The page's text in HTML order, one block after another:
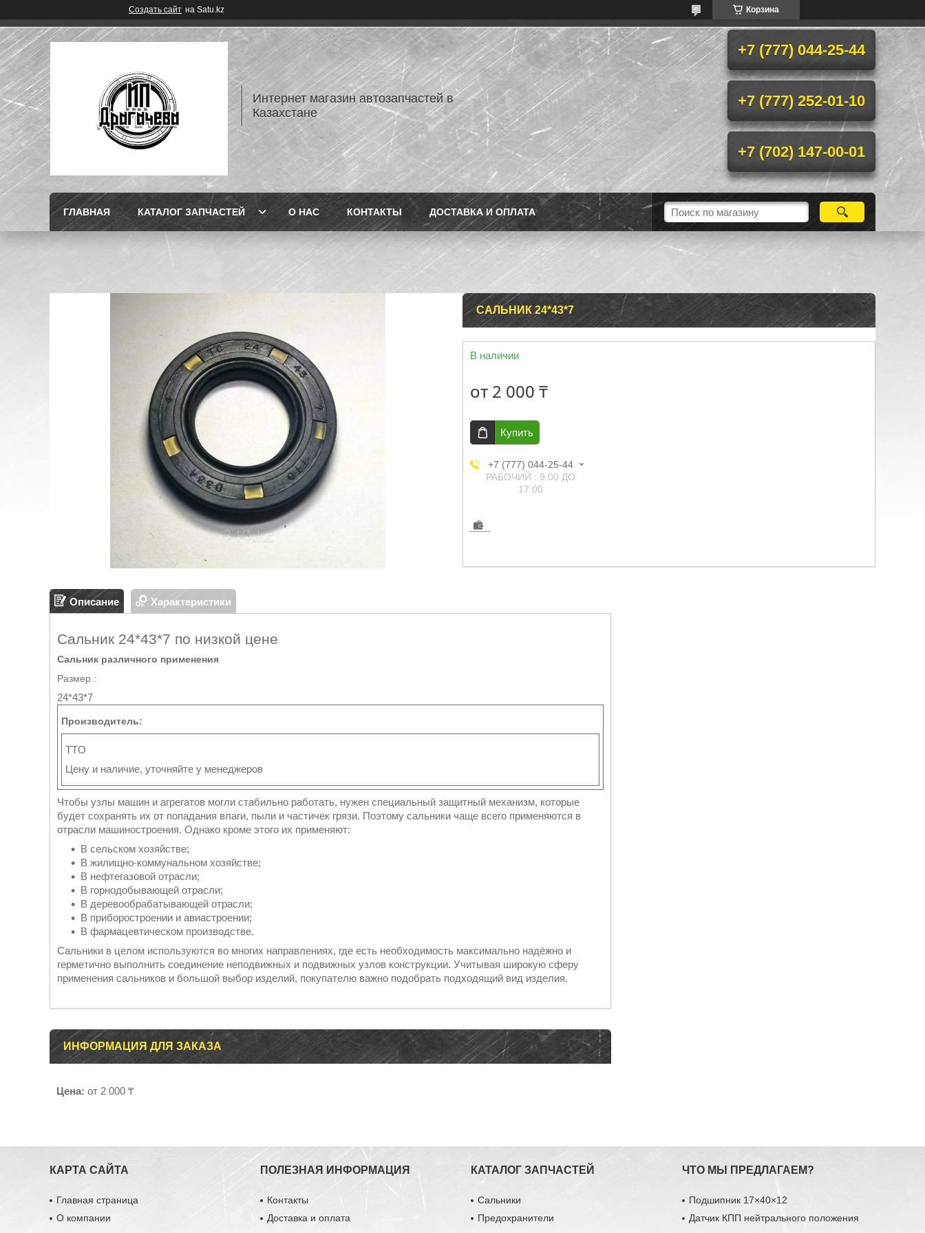
Создать сайт на Satu.kz Корзина
Интернет магазин автозапчастей в
Казахстане
+7 (777) 044-25-44
+7 (777) 252-01-10
+7 (702) 147-00-01
ГЛАВНАЯ КАТАЛОГ ЗАПЧАСТЕЙ О НАС КОНТАКТЫ ДОСТАВКА И ОПЛАТА
САЛЬНИК 24*43*7
В наличии
от 2 000 ₸
Купить
+7 (777) 044-25-44
РАБОЧИЙ : 9:00 ДО
17:00
Описание Характеристики
Сальник 24*43*7 по низкой цене
Сальник различного применения
Размер :
24*43*7
Производитель:
TTO
Цену и наличие, уточняйте у менеджеров
Чтобы узлы машин и агрегатов могли стабильно работать, нужен специальный защитный механизм, которые
будет сохранять их от попадания влаги, пыли и частичек грязи. Поэтому сальники чаще всего применяются в
отрасли машиностроения. Однако кроме этого их применяют:
В сельском хозяйстве;
В жилищно-коммунальном хозяйстве;
В нефтегазовой отрасли;
В горнодобывающей отрасли;
В деревообрабатывающей отрасли;
В приборостроении и авиастроении;
В фармацевтическом производстве.
Сальники в целом используются во многих направлениях, где есть необходимость максимально надёжно и
герметично выполнить соединение неподвижных и подвижных узлов конструкции. Учитывая широкую сферу
применения сальников и большой выбор изделий, покупателю важно подобрать подходящий вид изделия.
ИНФОРМАЦИЯ ДЛЯ ЗАКАЗА
Цена: от 2 000 ₸
КАРТА САЙТА
Главная страница
О компании
ПОЛЕЗНАЯ ИНФОРМАЦИЯ
Контакты
Доставка и оплата
КАТАЛОГ ЗАПЧАСТЕЙ
Сальники
Предохранители
ЧТО МЫ ПРЕДЛАГАЕМ?
Подшипник 17×40×12
Датчик КПП нейтрального положения